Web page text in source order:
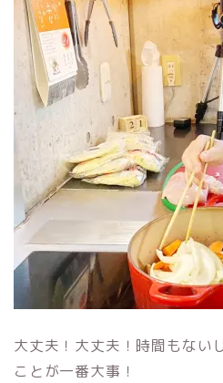
大丈夫！大丈夫！時間もない
ことが一番大事！